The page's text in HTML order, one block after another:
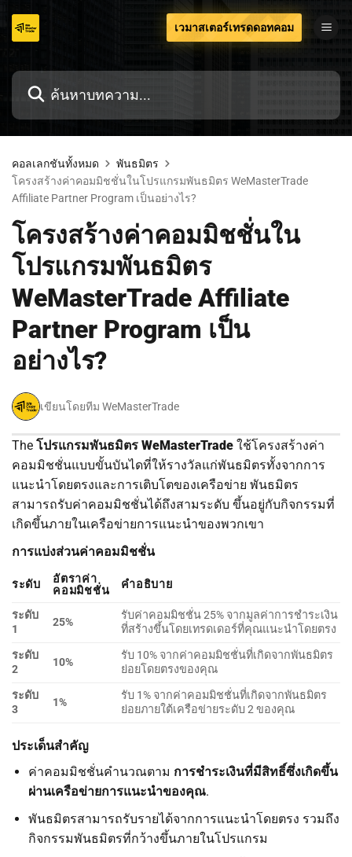
เนื้อหา
เวมาสเตอร์เทรดดอทคอม
คอลเลกชันทั้งหมด
พันธมิตร
โครงสร้างค่าคอมมิชชั่นในโปรแกรมพันธมิตร WeMasterTrade
Affiliate Partner Program เป็นอย่างไร?
โครงสร้างค่าคอมมิชชั่นใน
โปรแกรมพันธมิตร
WeMasterTrade Affiliate
Partner Program เป็น
อย่างไร?
เขียนโดยทีม WeMasterTrade
The โปรแกรมพันธมิตร WeMasterTrade ใช้โครงสร้างค่า
คอมมิชชั่นแบบขั้นบันไดที่ให้รางวัลแก่พันธมิตรทั้งจากการ
แนะนำโดยตรงและการเติบโตของเครือข่าย พันธมิตร
สามารถรับค่าคอมมิชชั่นได้ถึงสามระดับ ขึ้นอยู่กับกิจกรรมที่
เกิดขึ้นภายในเครือข่ายการแนะนำของพวกเขา
การแบ่งส่วนค่าคอมมิชชั่น
ระดับ
อัตราค่า
คอมมิชชั่น
คำอธิบาย
ระดับ
1
25%
รับค่าคอมมิชชั่น 25% จากมูลค่าการชำระเงิน
ที่สร้างขึ้นโดยเทรดเดอร์ที่คุณแนะนำโดยตรง
ระดับ
2
10%
รับ 10% จากค่าคอมมิชชั่นที่เกิดจากพันธมิตร
ย่อยโดยตรงของคุณ
ระดับ
3
1%
รับ 1% จากค่าคอมมิชชั่นที่เกิดจากพันธมิตร
ย่อยภายใต้เครือข่ายระดับ 2 ของคุณ
ประเด็นสำคัญ
ค่าคอมมิชชั่นคำนวณตาม การชำระเงินที่มีสิทธิ์ซึ่งเกิดขึ้น
ผ่านเครือข่ายการแนะนำของคุณ.
พันธมิตรสามารถรับรายได้จากการแนะนำโดยตรง รวมถึง
กิจกรรมพันธมิตรที่กว้างขึ้นภายในโปรแกรม